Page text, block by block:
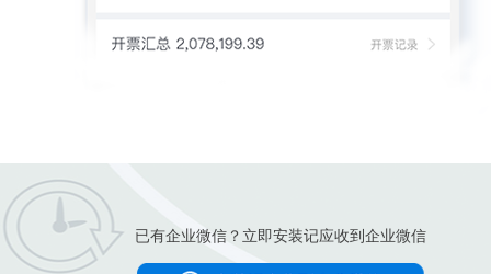
已有企业微信？立即安装记应收到企业微信